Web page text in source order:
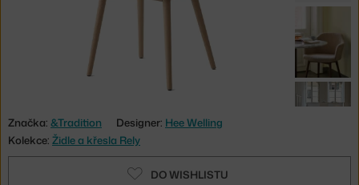
Značka: &Tradition Designer: Hee Welling
Kolekce: Židle a křesla Rely
DO WISHLISTU